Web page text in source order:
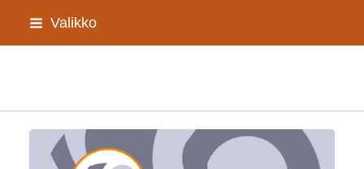
Siirry
Valikko